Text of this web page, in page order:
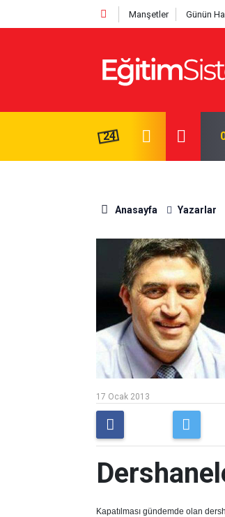
Manşetler Günün
24
Heyecanı Yaşayacak: Sınav Pazar Günü
Anasayfa Yazarlar
17 Ocak 2013
Kapatılması gündemde olan